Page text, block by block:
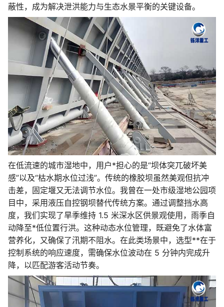
蔽性，成为解决泄洪能力与生态水景平衡的关键设备。
在低流速的城市湿地中，用户*担心的是“坝体突兀破坏美
感”以及“枯水期水位过浅”。传统的橡胶坝虽然美观但抗冲
击差，固定堰又无法调节水位。我曾在一处市级湿地公园项
目中，采用液压自控钢坝替代传统方案。通过调整挡水高
度，我们实现了旱季维持 1.5 米深水区供景观使用，雨季自
动降至*低位置行洪。这种动态水位管理，既避免了水体富
营养化，又确保了汛期不阻水。在此类场景中，选型**在于
控制系统的响应速度，需确保水位波动在 5 分钟内完成升
降，以匹配游客活动节奏。